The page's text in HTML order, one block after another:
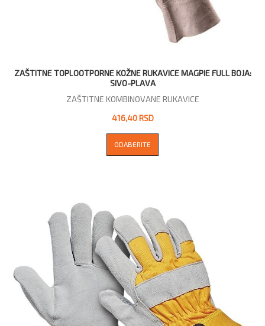
ZAŠTITNE TOPLOOTPORNE KOŽNE RUKAVICE MAGPIE FULL BOJA:
SIVO-PLAVA
ZAŠTITNE KOMBINOVANE RUKAVICE
416,40 RSD
ODABERITE